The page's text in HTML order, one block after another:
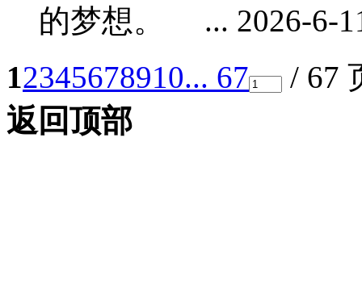
的梦想。 ... 2026-6-
12345678910... 67
/ 67
返回顶部